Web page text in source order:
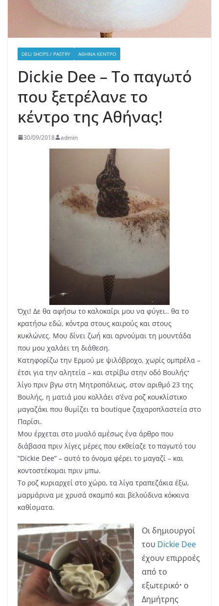
DELI SHOPS / PASTRY ΑΘΉΝΑ ΚΈΝΤΡΟ
Dickie Dee – Το παγωτό
που ξετρέλανε το
κέντρο της Αθήνας!
30/09/2018 admin
Όχι! Δε θα αφήσω το καλοκαίρι μου να φύγει.. θα το
κρατήσω εδώ, κόντρα στους καιρούς και στους
κυκλώνες. Μου δίνει ζωή και αρνούμαι τη μουντάδα
που μου χαλάει τη διάθεση.
Κατηφορίζω την Ερμού με ψιλόβροχο, χωρίς ομπρέλα –
έτσι για την αλητεία – και στρίβω στην οδό Βουλής·
λίγο πριν βγω στη Μητροπόλεως, στον αριθμό 23 της
Βουλής, η ματιά μου κολλάει σ’ένα ροζ κουκλίστικο
μαγαζάκι που θυμίζει τα boutique ζαχαροπλαστεία στο
Παρίσι.
Μου έρχεται στο μυαλό αμέσως ένα άρθρο που
διάβασα πριν λίγες μέρες που εκθείαζε το παγωτό του
“Dickie Dee” – αυτό το όνομα φέρει το μαγαζί – και
κοντοστέκομαι πριν μπω.
Το ροζ κυριαρχεί στο χώρο, τα λίγα τραπεζάκια έξω,
μαρμάρινα με χρυσά σκαμπό και βελούδινα κόκκινα
καθίσματα.
Οι δημιουργοί
του Dickie Dee
έχουν επιρροές
από το
εξωτερικό· ο
Δημήτρης